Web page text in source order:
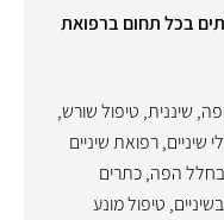
בכל תחום ברפואת
, שיננית, טיפול שורש,
שיניים,רפואת שיניים
הפה,כתרים
, טיפול מונע